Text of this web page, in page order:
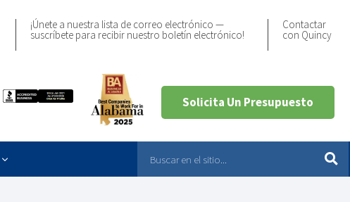
¡Únete a nuestra lista de correo electrónico —
suscríbete para recibir nuestro boletín electrónico!
Contactar
con Quincy
Solicita Un Presupuesto